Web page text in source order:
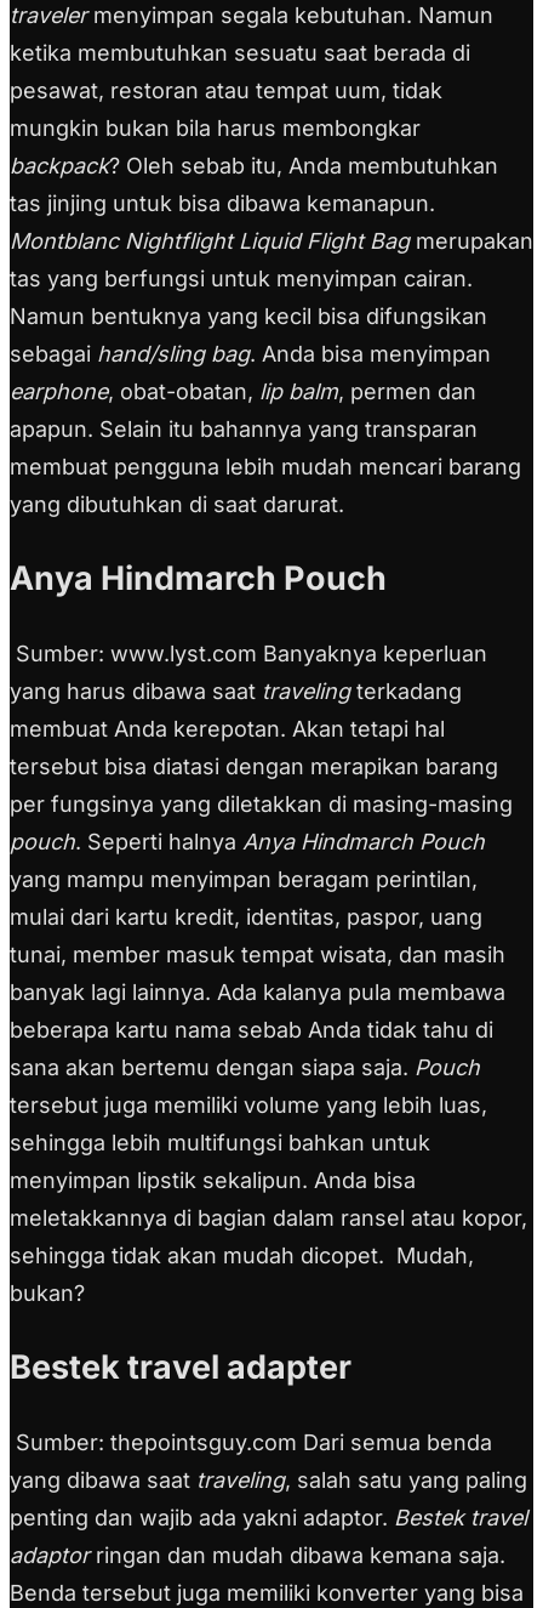
travelermenyimpan segala kebutuhan. Namun
ketika membutuhkan sesuatu saat berada di
pesawat, restoran atau tempat uum, tidak
mungkin bukan bila harus membongkar
backpack? Oleh sebab itu, Anda membutuhkan
tas jinjing untuk bisa dibawa kemanapun.
Montblanc Nightflight Liquid Flight Bagmerupakan
tas yang berfungsi untuk menyimpan cairan.
Namun bentuknya yang kecil bisa difungsikan
sebagai hand/sling bag. Anda bisa menyimpan
earphone, obat-obatan, lip balm, permen dan
apapun. Selain itu bahannya yang transparan
membuat pengguna lebih mudah mencari barang
yang dibutuhkan di saat darurat.
Anya Hindmarch Pouch
Sumber: www.lyst.com Banyaknya keperluan
yang harus dibawa saat travelingterkadang
membuat Anda kerepotan. Akan tetapi hal
tersebut bisa diatasi dengan merapikan barang
per fungsinya yang diletakkan di masing-masing
pouch. Seperti halnya Anya Hindmarch Pouch
yang mampu menyimpan beragam perintilan,
mulai dari kartu kredit, identitas, paspor, uang
tunai, member masuk tempat wisata, dan masih
banyak lagi lainnya. Ada kalanya pula membawa
beberapa kartu nama sebab Anda tidak tahu di
sana akan bertemu dengan siapa saja. Pouch
tersebut juga memiliki volume yang lebih luas,
sehingga lebih multifungsi bahkan untuk
menyimpan lipstik sekalipun. Anda bisa
meletakkannya di bagian dalam ransel atau kopor,
sehingga tidak akan mudah dicopet. Mudah,
bukan?
Bestek travel adapter
Sumber: thepointsguy.com Dari semua benda
yang dibawa saat traveling, salah satu yang paling
penting dan wajib ada yakni adaptor. Bestek travel
adaptorringan dan mudah dibawa kemana saja.
Benda tersebut juga memiliki konverter yang bisa